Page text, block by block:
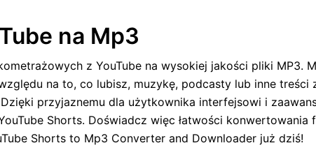
na Mp3
z YouTube na wysokiej jakości pliki MP3.
na to, co lubisz, muzykę, podcasty lub inne treści
przyjaznemu dla użytkownika interfejsowi i
Shorts. Doświadcz więc łatwości konwertowania
Shorts to Mp3 Converter and Downloader już dziś!